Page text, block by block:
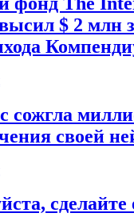
$ 2 млн
сожгла
своей
сделайте